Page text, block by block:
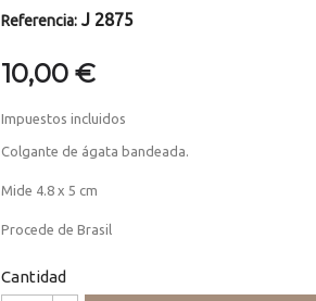
Referencia: J 2875
10,00 €
Impuestos incluidos
Colgante de ágata bandeada.
Mide 4.8 x 5 cm
Procede de Brasil
Cantidad